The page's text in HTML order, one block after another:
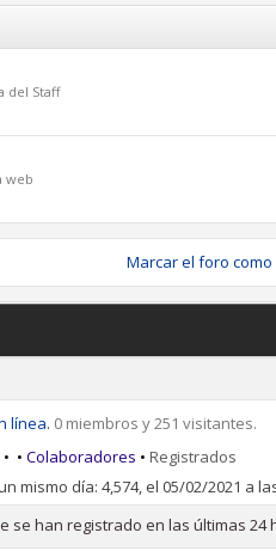
del Staff
web
Marcar el foro como
línea. 0 miembros y 251 visitantes.
mismo día: 4,574, el 05/02/2021 a
• • Colaboradores • Registrados
se han registrado en las últimas 24